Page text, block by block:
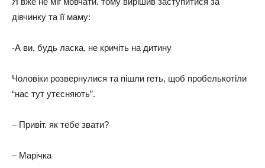
дівчинку та її маму:
-А ви, будь ласка, не кричіть на дитину
Чоловіки розвернулися та пішли геть, щоб пробелькотіли
“нас тут утєсняють”.
– Привіт. як тебе звати?
– Марічка